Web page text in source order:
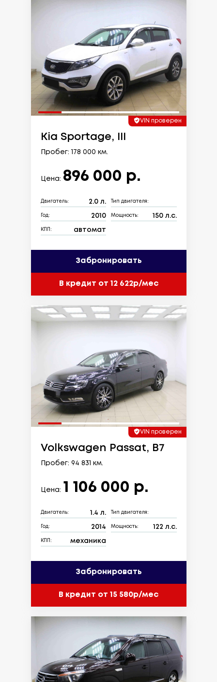
VIN проверен
Kia Sportage, III
Пробег: 178 000 км.
Цена: 896 000 р.
Двигатель: 2.0 л. Тип двигателя:
Год: 2010 Мощность: 150 л.с.
КПП: автомат
Забронировать
В кредит от 12 622р/мес
VIN проверен
Volkswagen Passat, B7
Пробег: 94 831 км.
Цена: 1 106 000 р.
Двигатель: 1.4 л. Тип двигателя:
Год: 2014 Мощность: 122 л.с.
КПП: механика
Забронировать
В кредит от 15 580р/мес